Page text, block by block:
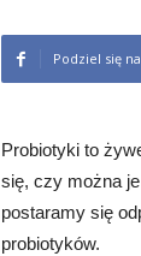
Podziel się
Probiotyki to
się, czy można
postaramy się
probiotyków.